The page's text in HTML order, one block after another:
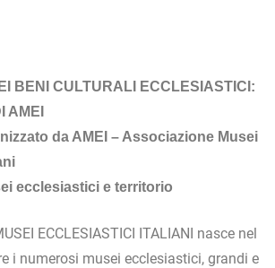
BENI CULTURALI ECCLESIASTICI:
AMEI
da AMEI – Associazione Musei
ecclesiastici e territorio
ECCLESIASTICI ITALIANI nasce nel
i numerosi musei ecclesiastici, grandi e